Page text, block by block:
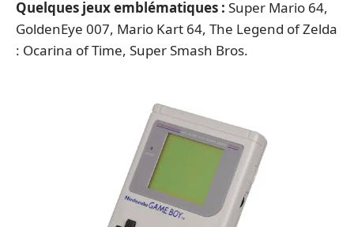
Quelques jeux emblématiques : Super Mario 64,
GoldenEye 007, Mario Kart 64, The Legend of Zelda
: Ocarina of Time, Super Smash Bros.